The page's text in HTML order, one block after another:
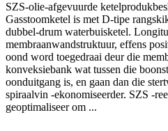
SZS-olie-afgevuurde
Gasstoomketel is met D-tipe
dubbel-drum waterbuisketel.
membraanwandstruktuur, effens
oond word toegedraai deur die
konveksiebank wat tussen die
oonduitgang is, en gaan dan die
spiraalvin -ekonomiseerder. SZS -
geoptimaliseer om ...